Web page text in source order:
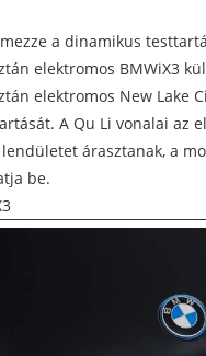
a dinamikus
elektromos BMWiX3
elektromos New Lake
A Qu Li vonalai az
árasztanak, a
be.